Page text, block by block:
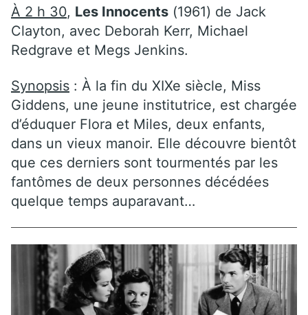
À 2 h 30, Les Innocents (1961) de Jack
Clayton, avec Deborah Kerr, Michael
Redgrave et Megs Jenkins.
Synopsis : À la fin du XIXe siècle, Miss
Giddens, une jeune institutrice, est chargée
d’éduquer Flora et Miles, deux enfants,
dans un vieux manoir. Elle découvre bientôt
que ces derniers sont tourmentés par les
fantômes de deux personnes décédées
quelque temps auparavant…